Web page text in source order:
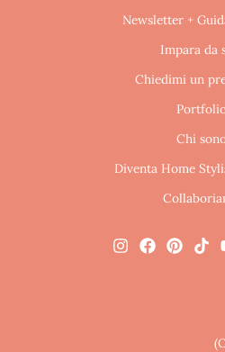
Newsletter +
Impara da
Chiedimi un
Chi
Diventa Home